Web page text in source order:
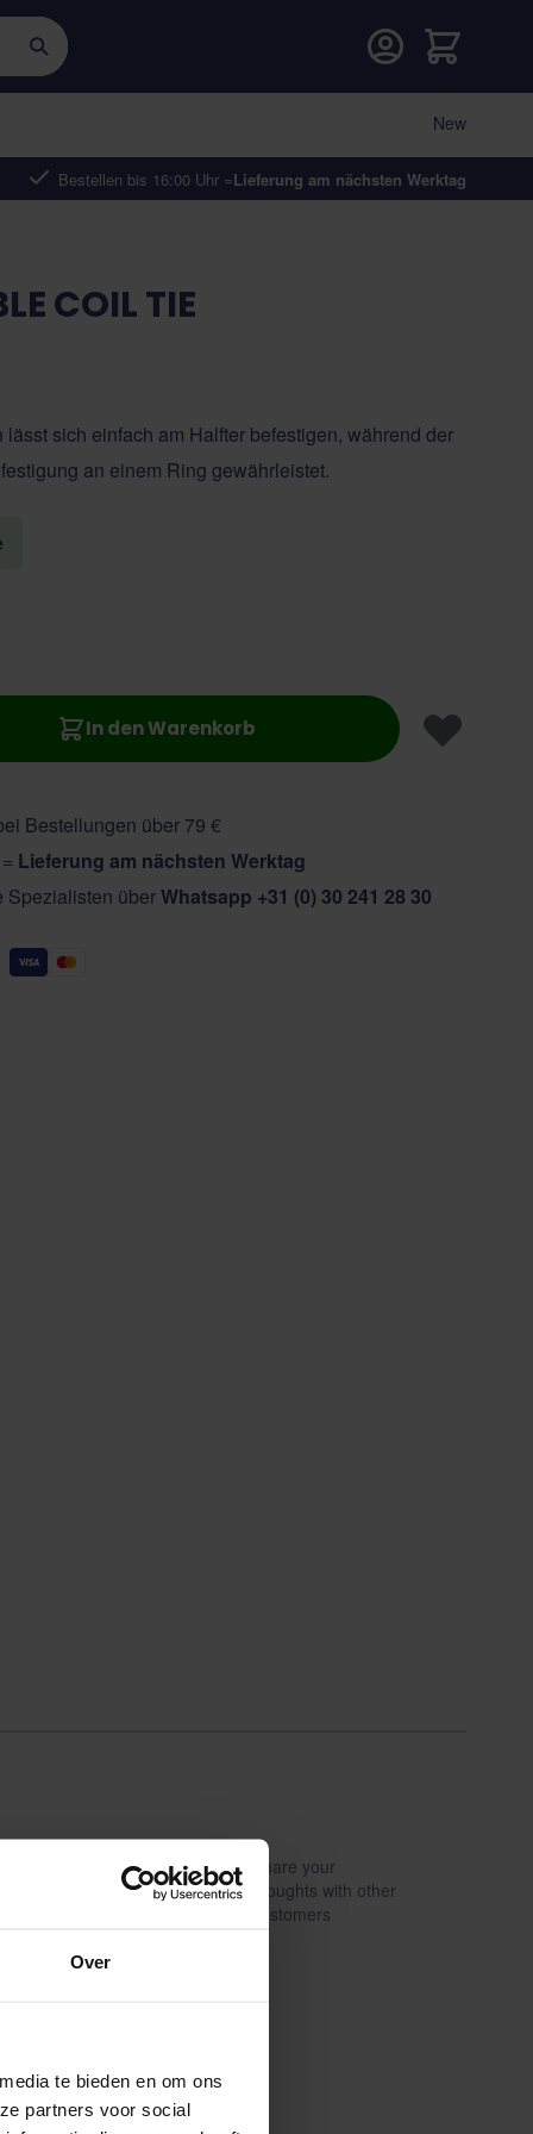
Over
te bieden en om ons
partners voor social
Bestellen bis 16:00 Uhr =Lieferung am nächsten Werktag
Warenkorb
New
COIL TIE
sich einfach am Halfter befestigen, während der
an einem Ring gewährleistet.
In den Warenkorb
Bestellungen über 79 €
Lieferung am nächsten Werktag
Spezialisten überWhatsapp +31 (0) 30 241 28 30
Write a review
Share your
thoughts with other
customers